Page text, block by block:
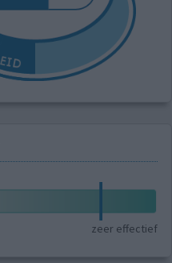
zeer effectief